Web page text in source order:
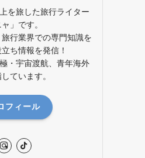
を旅した旅行ライター
」です。
行業界での専門知識を
ち情報を発信！
・宇宙渡航、青年海外
ています。
フィール